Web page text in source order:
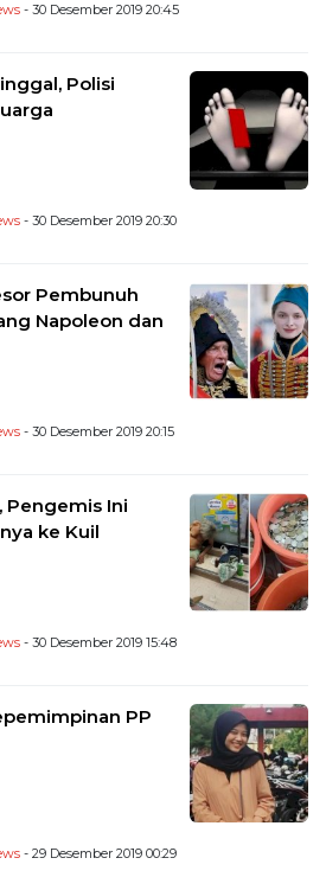
- 30 Desember 2019 20:45
Polisi
- 30 Desember 2019 20:30
Pembunuh
Napoleon dan
- 30 Desember 2019 20:15
Pengemis Ini
ke Kuil
- 30 Desember 2019 15:48
PP
- 29 Desember 2019 00:29